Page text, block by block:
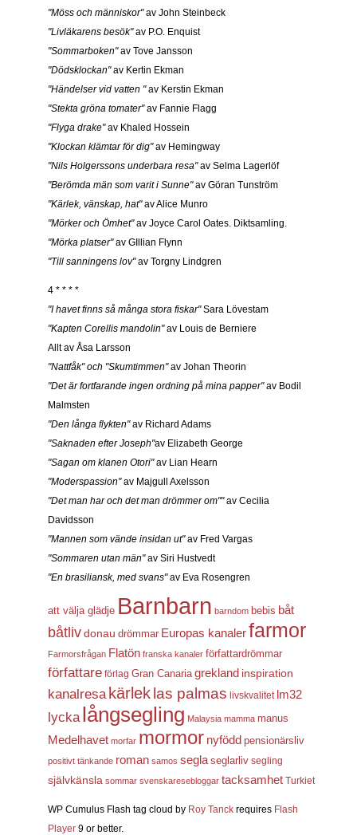
"Möss och människor"av John Steinbeck
"Livläkarens besök"av P.O. Enquist
"Sommarboken"av Tove Jansson
"Dödsklockan"av Kertin Ekman
"Händelser vid vatten "av Kerstin Ekman
"Stekta gröna tomater"av Fannie Flagg
"Flyga drake"av Khaled Hossein
"Klockan klämtar för dig"av Hemingway
"Nils Holgerssons underbara resa"av Selma Lagerlöf
"Berömda män som varit i Sunne"av Göran Tunström
"Kärlek, vänskap, hat"av Alice Munro
"Mörker och Ömhet"av Joyce Carol Oates. Diktsamling.
"Mörka platser"av GIllian Flynn
"Till sanningens lov"av Torgny Lindgren
4 * * * *
"I havet finns så många stora fiskar"Sara Lövestam
"Kapten Corellis mandolin"av Louis de Berniere
Allt av Åsa Larsson
"Nattfåk" och "Skumtimmen"av Johan Theorin
"Det är fortfarande ingen ordning på mina papper"av Bodil
Malmsten
"Den långa flykten"av Richard Adams
"Saknaden efter Joseph"av Elizabeth George
"Sagan om klanen Otori"av Lian Hearn
"Moderspassion"av Majgull Axelsson
"Det man har och det man drömmer om""av Cecilia
Davidsson
"Mannen som vände insidan ut"av Fred Vargas
"Sommaren utan män"av Siri Hustvedt
"En brasiliansk, med svans"av Eva Rosengren
att välja glädje Barnbarn barndom bebis båt
båtliv donau drömmar Europas kanalerfarmor
Farmorsfrågan Flatön franska kanaler författardrömmar
författare förlag Gran Canaria grekland inspiration
kanalresa kärlek las palmas livskvalitet lm32
lycka långsegling Malaysia mamma manus
Medelhavet morfar mormor nyfödd pensionärsliv
positivt tänkande roman samos segla seglarliv segling
självkänsla sommar svenskaresebloggar tacksamhet Turkiet
WP Cumulus Flash tag cloud by Roy Tanck requires Flash
Player 9 or better.